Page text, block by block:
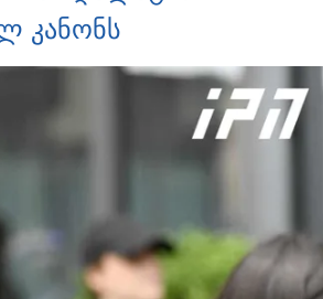
კანონს